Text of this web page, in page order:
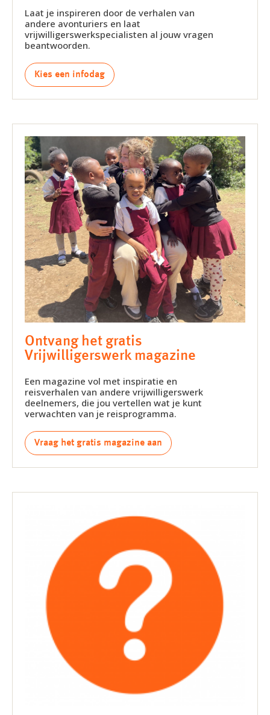
Laat je inspireren door de verhalen van
andere avonturiers en laat
vrijwilligerswerkspecialisten al jouw vragen
beantwoorden.
Kies een infodag
Ontvang het gratis
Vrijwilligerswerk magazine
Een magazine vol met inspiratie en
reisverhalen van andere vrijwilligerswerk
deelnemers, die jou vertellen wat je kunt
verwachten van je reisprogramma.
Vraag het gratis magazine aan